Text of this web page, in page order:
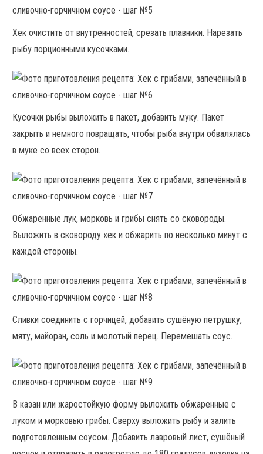
Хек очистить от внутренностей, срезать плавники. Нарезать
рыбу порционными кусочками.
Кусочки рыбы выложить в пакет, добавить муку. Пакет
закрыть и немного повращать, чтобы рыба внутри обвалялась
в муке со всех сторон.
Обжаренные лук, морковь и грибы снять со сковороды.
Выложить в сковороду хек и обжарить по несколько минут с
каждой стороны.
Сливки соединить с горчицей, добавить сушёную петрушку,
мяту, майоран, соль и молотый перец. Перемешать соус.
В казан или жаростойкую форму выложить обжаренные с
луком и морковью грибы. Сверху выложить рыбу и залить
подготовленным соусом. Добавить лавровый лист, сушёный